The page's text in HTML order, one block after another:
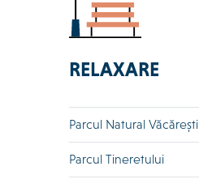
RELAXARE
Parcul Natural Văcărești
Parcul Tineretului